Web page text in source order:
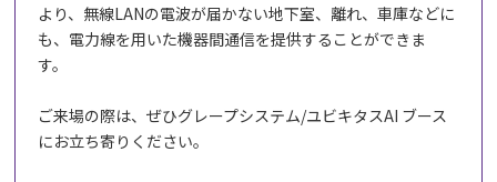
より、無線LANの電波が届かない地下室、離れ、車庫などに
も、電力線を用いた機器間通信を提供することができま
す。
ご来場の際は、ぜひグレープシステム/ユビキタスAI ブース
にお立ち寄りください。